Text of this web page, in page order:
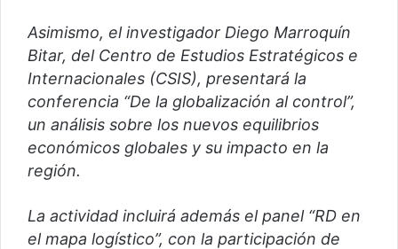
Asimismo, el investigador Diego Marroquín
Bitar, del Centro de Estudios Estratégicos e
Internacionales (CSIS), presentará la
conferencia “De la globalización al control”,
un análisis sobre los nuevos equilibrios
económicos globales y su impacto en la
región.
La actividad incluirá además el panel “RD en
el mapa logístico”, con la participación de